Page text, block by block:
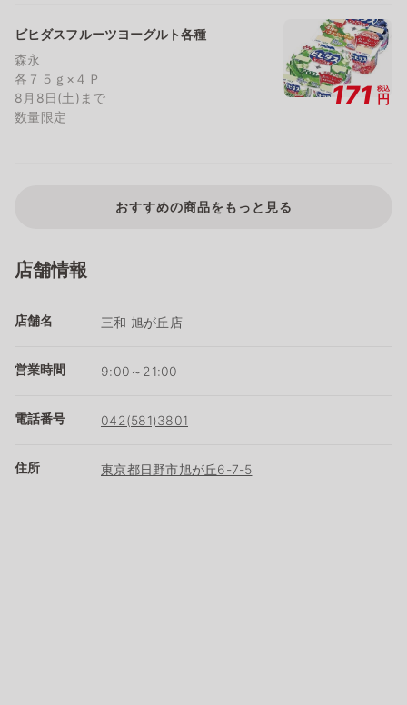
ビヒダスフルーツヨーグルト各種
森永
各７５ｇ×４Ｐ
8月8日(土)まで
数量限定
171 税込
円
おすすめの商品をもっと見る
店舗情報
店舗名 三和 旭が丘店
営業時間 9:00～21:00
電話番号 042(581)3801
住所 東京都日野市旭が丘6-7-5